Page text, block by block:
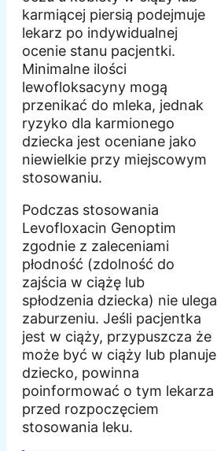
karmiącej piersią podejmuje
lekarz po indywidualnej
ocenie stanu pacjentki.
Minimalne ilości
lewofloksacyny mogą
przenikać do mleka, jednak
ryzyko dla karmionego
dziecka jest oceniane jako
niewielkie przy miejscowym
stosowaniu.
Podczas stosowania
Levofloxacin Genoptim
zgodnie z zaleceniami
płodność (zdolność do
zajścia w ciążę lub
spłodzenia dziecka) nie ulega
zaburzeniu. Jeśli pacjentka
jest w ciąży, przypuszcza że
może być w ciąży lub planuje
dziecko, powinna
poinformować o tym lekarza
przed rozpoczęciem
stosowania leku.